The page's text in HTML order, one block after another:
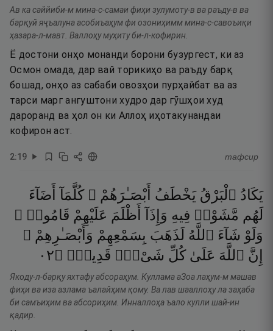
Ав ка саййиби-м мина-с-самаи фиҳи зулумоту-в ва раъду-в ва
барқуй яҷъалуна асобиъаҳум фи озониҳимм мина-с-савоъиқи
ҳазара-л-мавт. Валлоҳу муҳиту би-л-кофирин.
Ё достони онҳо монанди борони бузургест, ки аз
Осмон омада, дар вай торикиҳо ва раъду барқ
бошад, онҳо аз сабаби овозҳои пурҳайбат ва аз
тарси марг ангуштони худро дар гӯшҳои худ
дароранд ва ҳол он ки Аллоҳ иҳотакунандаи
кофирон аст.
2:19 тафсир
يَكَادُ ٱلْبَرْقُ يَخْطَفُ أَبْصَـٰرَهُمْ ۖ كُلَّمَآ
أَضَآءَ
لَهُم مَّشَوْا۟ فِيهِ وَإِذَآ أَظْلَمَ عَلَيْهِمْ قَامُوا۟ ۚ
وَلَوْ شَآءَ ٱللَّهُ لَذَهَبَ بِسَمْعِهِمْ وَأَبْصَـٰرِهِمْ ۚ
إِنَّ ٱللَّهَ عَلَىٰ كُلِّ شَىْءٍۢ قَدِيرٌۭ ۝٢٠
Якоду-л-барқу яхтафу абсораҳум. Куллама аЗоа лаҳум-м машав
фиҳи ва иза азлама ъалайҳим қому. Ва лав шааллоҳу ла заҳаба
би самъиҳим ва абсориҳим. Инналлоҳа ъало кулли шай-ин
қадир.